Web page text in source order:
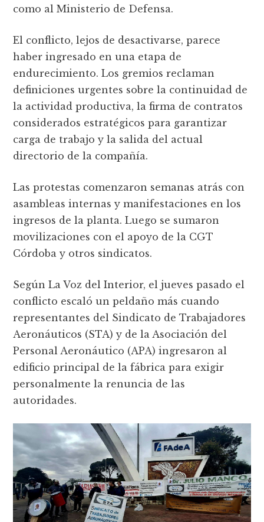
como al Ministerio de Defensa.
El conflicto, lejos de desactivarse, parece
haber ingresado en una etapa de
endurecimiento. Los gremios reclaman
definiciones urgentes sobre la continuidad de
la actividad productiva, la firma de contratos
considerados estratégicos para garantizar
carga de trabajo y la salida del actual
directorio de la compañía.
Las protestas comenzaron semanas atrás con
asambleas internas y manifestaciones en los
ingresos de la planta. Luego se sumaron
movilizaciones con el apoyo de la CGT
Córdoba y otros sindicatos.
Según La Voz del Interior, el jueves pasado el
conflicto escaló un peldaño más cuando
representantes del Sindicato de Trabajadores
Aeronáuticos (STA) y de la Asociación del
Personal Aeronáutico (APA) ingresaron al
edificio principal de la fábrica para exigir
personalmente la renuncia de las
autoridades.